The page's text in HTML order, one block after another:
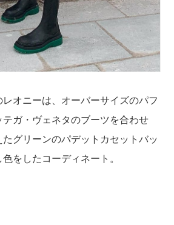
オニーは、オーバーサイズのパフ
テガ・ヴェネタのブーツを合わせ
グリーンのパデットカセットバッ
をしたコーディネート。